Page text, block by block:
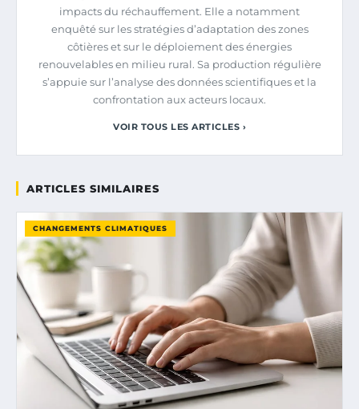
impacts du réchauffement. Elle a notamment
enquêté sur les stratégies d’adaptation des zones
côtières et sur le déploiement des énergies
renouvelables en milieu rural. Sa production régulière
s’appuie sur l’analyse des données scientifiques et la
confrontation aux acteurs locaux.
VOIR TOUS LES ARTICLES ›
ARTICLES SIMILAIRES
CHANGEMENTS CLIMATIQUES